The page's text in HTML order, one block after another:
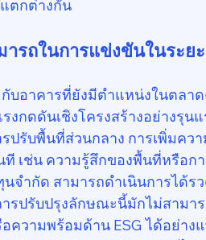
ตกต่างกัน
ารถในการแข่งขันในระย
บอาคารที่ยังมีตำแหน่งในตลา
กดดันเชิงโครงสร้างอย่างรุน
รับพื้นที่ส่วนกลาง การเพิ่มคว
เช่น ความรู้สึกของพื้นที่หรือก
ำกัด สามารถดำเนินการได้รว
รปรับปรุงลักษณะนี้มักไม่สามา
ความพร้อมด้าน ESG ได้อย่าง